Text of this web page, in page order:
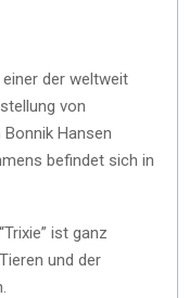
einer der weltweit
von
Hansen
befindet sich in
ist ganz
und der